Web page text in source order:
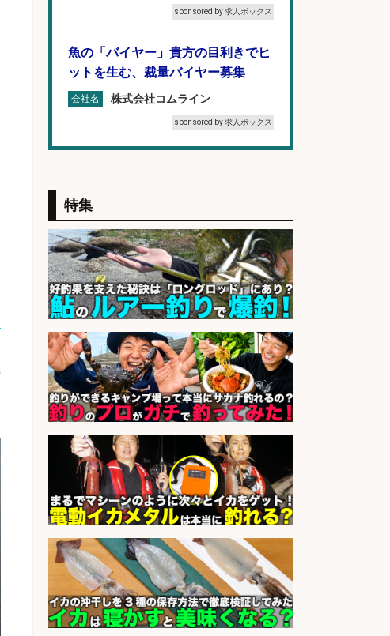
sponsored by 求人ボックス
魚の「バイヤー」貴方の目利きでヒ
ットを生む、裁量バイヤー募集
会社名 株式会社コムライン
sponsored by 求人ボックス
西尾張部
会社名 マンパワーグループ株式会社
sponsored by 求人ボックス
釣り具などの出荷作業～～/工場/製
造
会社名 UTグループ株式会社
sponsored by 求人ボックス
レジカウンター/お釣りの計算不要
の簡単レジ 未経験も安心の研修あり
1日2h
会社名 オーケー株式会社
sponsored by 求人ボックス
レジカウンター/お釣りの計算不要
の簡単レジ 未経験も安心の研修あり
1日2h
会社名 オーケー株式会社
sponsored by 求人ボックス
特集